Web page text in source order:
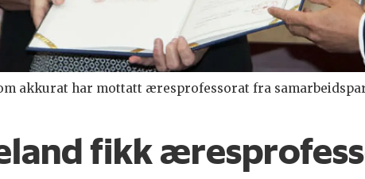
akkurat har mottatt æresprofessorat fra
fikk